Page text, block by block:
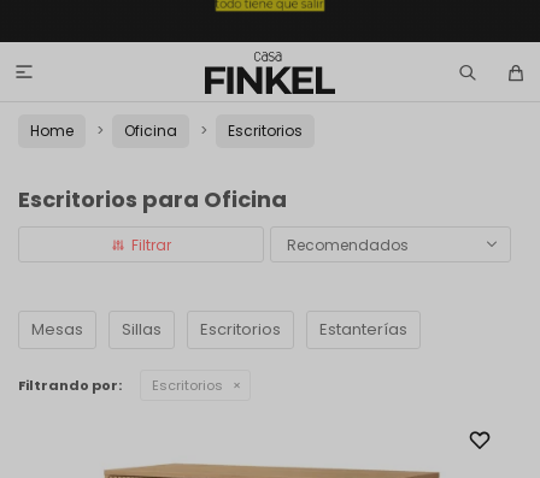

Home Oficina Escritorios
Escritorios para Oficina
Recomendados
Mesas Sillas Escritorios Estanterías
Filtrando por: Escritorios